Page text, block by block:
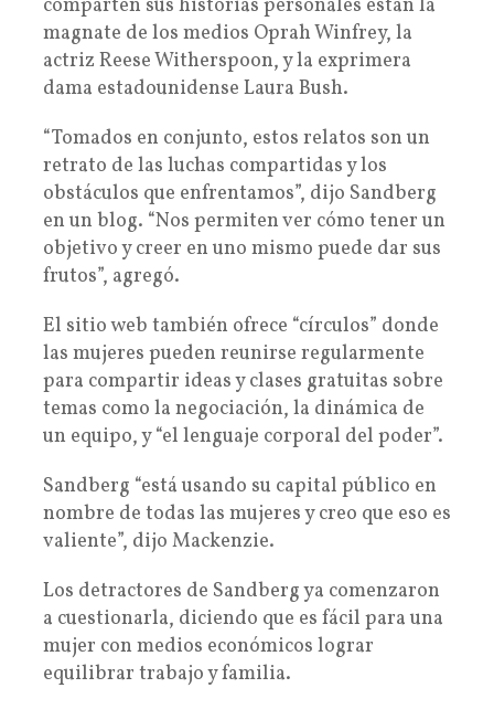
comparten sus historias personales están la
magnate de los medios Oprah Winfrey, la
actriz Reese Witherspoon, y la exprimera
dama estadounidense Laura Bush.
“Tomados en conjunto, estos relatos son un
retrato de las luchas compartidas y los
obstáculos que enfrentamos”, dijo Sandberg
en un blog. “Nos permiten ver cómo tener un
objetivo y creer en uno mismo puede dar sus
frutos”, agregó.
El sitio web también ofrece “círculos” donde
las mujeres pueden reunirse regularmente
para compartir ideas y clases gratuitas sobre
temas como la negociación, la dinámica de
un equipo, y “el lenguaje corporal del poder”.
Sandberg “está usando su capital público en
nombre de todas las mujeres y creo que eso es
valiente”, dijo Mackenzie.
Los detractores de Sandberg ya comenzaron
a cuestionarla, diciendo que es fácil para una
mujer con medios económicos lograr
equilibrar trabajo y familia.